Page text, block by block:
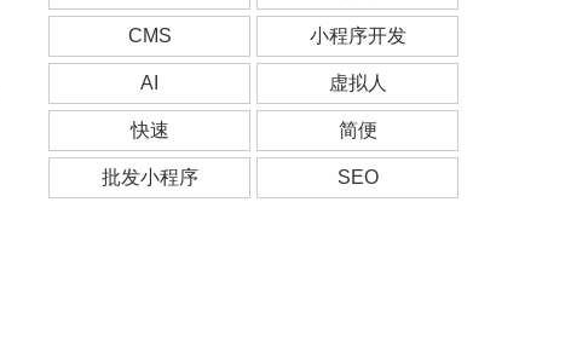
CMS 小程序开发
AI 虚拟人
快速 简便
批发小程序 SEO